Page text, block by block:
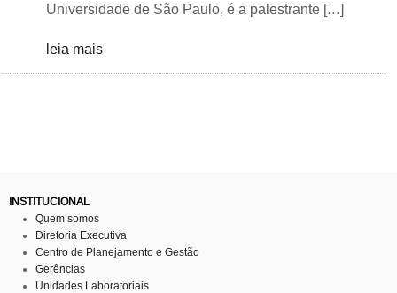
Universidade de São Paulo, é a palestrante […]
leia mais
INSTITUCIONAL
Quem somos
Diretoria Executiva
Centro de Planejamento e Gestão
Gerências
Unidades Laboratoriais